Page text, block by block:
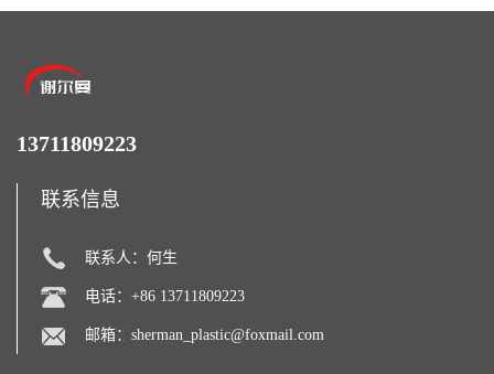
13711809223
联系信息
联系人：何生
电话：+86 13711809223
邮箱： sherman_plastic@foxmail.com